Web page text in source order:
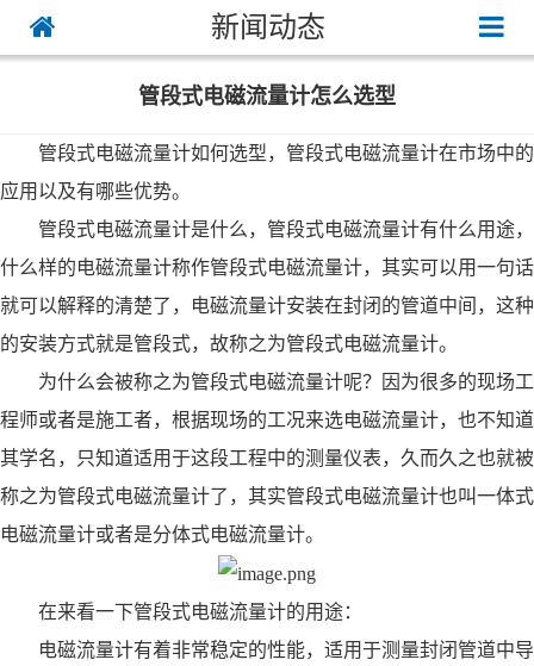
新闻动态
管段式电磁流量计怎么选型
管段式电磁流量计如何选型，管段式电磁流量计在市场中的
应用以及有哪些优势。
管段式电磁流量计是什么，管段式电磁流量计有什么用途，
什么样的电磁流量计称作管段式电磁流量计，其实可以用一句话
就可以解释的清楚了，电磁流量计安装在封闭的管道中间，这种
的安装方式就是管段式，故称之为管段式电磁流量计。
为什么会被称之为管段式电磁流量计呢？因为很多的现场工
程师或者是施工者，根据现场的工况来选电磁流量计，也不知道
其学名，只知道适用于这段工程中的测量仪表，久而久之也就被
称之为管段式电磁流量计了，其实管段式电磁流量计也叫一体式
电磁流量计或者是分体式电磁流量计。
在来看一下管段式电磁流量计的用途：
电磁流量计有着非常稳定的性能，适用于测量封闭管道中导